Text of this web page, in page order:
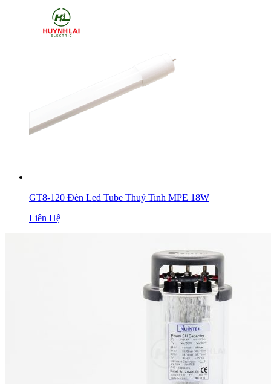
GT8-120 Đèn Led Tube Thuỷ Tinh MPE 18W
Liên Hệ